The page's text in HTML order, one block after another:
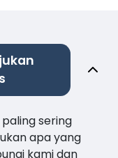
sering
apa yang
kami dan